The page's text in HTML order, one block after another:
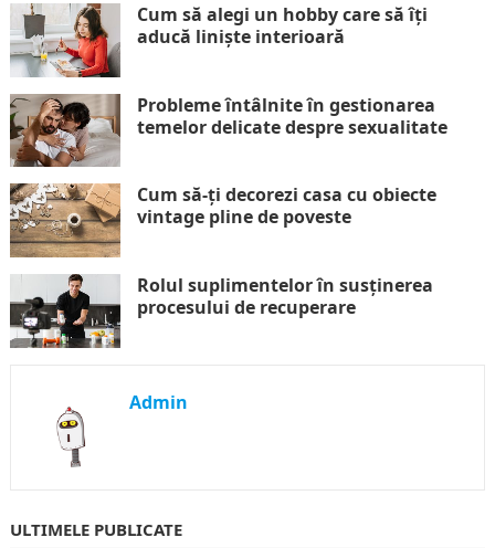
Cum să alegi un hobby care să îți
aducă liniște interioară
Probleme întâlnite în gestionarea
temelor delicate despre sexualitate
Cum să-ți decorezi casa cu obiecte
vintage pline de poveste
Rolul suplimentelor în susținerea
procesului de recuperare
Admin
ULTIMELE PUBLICATE